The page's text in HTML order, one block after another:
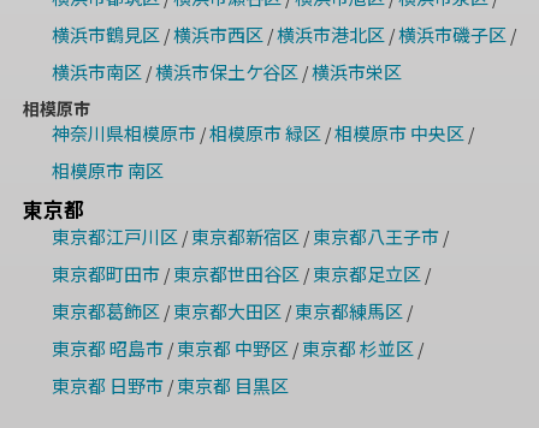
横浜市鶴見区/横浜市西区/横浜市港北区/横浜市磯子区/
横浜市南区/横浜市保土ケ谷区/横浜市栄区
相模原市
神奈川県相模原市/相模原市 緑区/相模原市 中央区/
相模原市 南区
東京都
東京都江戸川区/ 東京都新宿区/ 東京都八王子市/
東京都町田市/ 東京都世田谷区/ 東京都足立区/
東京都葛飾区/ 東京都大田区/ 東京都練馬区/
東京都 昭島市/ 東京都 中野区/ 東京都 杉並区/
東京都 日野市/ 東京都 目黒区